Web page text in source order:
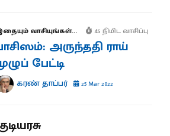
வாசியுங்கள்... 45 நிமிட வாசிப்பு
அருந்ததி ராய்
பேட்டி
கரண் தாப்பர் 25 Mar 2022